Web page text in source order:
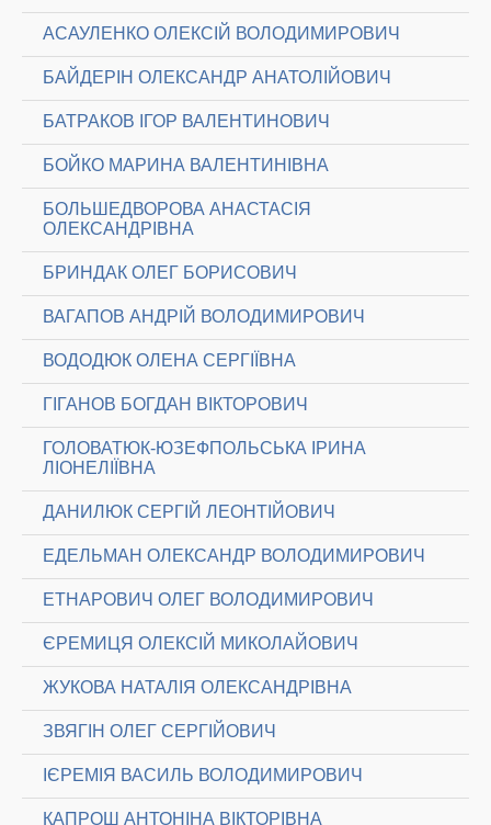
АСАУЛЕНКО ОЛЕКСІЙ ВОЛОДИМИРОВИЧ
БАЙДЕРІН ОЛЕКСАНДР АНАТОЛІЙОВИЧ
БАТРАКОВ ІГОР ВАЛЕНТИНОВИЧ
БОЙКО МАРИНА ВАЛЕНТИНІВНА
БОЛЬШЕДВОРОВА АНАСТАСІЯ
ОЛЕКСАНДРІВНА
БРИНДАК ОЛЕГ БОРИСОВИЧ
ВАГАПОВ АНДРІЙ ВОЛОДИМИРОВИЧ
ВОДОДЮК ОЛЕНА СЕРГІЇВНА
ГІГАНОВ БОГДАН ВІКТОРОВИЧ
ГОЛОВАТЮК-ЮЗЕФПОЛЬСЬКА ІРИНА
ЛІОНЕЛІЇВНА
ДАНИЛЮК СЕРГІЙ ЛЕОНТІЙОВИЧ
ЕДЕЛЬМАН ОЛЕКСАНДР ВОЛОДИМИРОВИЧ
ЕТНАРОВИЧ ОЛЕГ ВОЛОДИМИРОВИЧ
ЄРЕМИЦЯ ОЛЕКСІЙ МИКОЛАЙОВИЧ
ЖУКОВА НАТАЛІЯ ОЛЕКСАНДРІВНА
ЗВЯГІН ОЛЕГ СЕРГІЙОВИЧ
ІЄРЕМІЯ ВАСИЛЬ ВОЛОДИМИРОВИЧ
КАПРОШ АНТОНІНА ВІКТОРІВНА